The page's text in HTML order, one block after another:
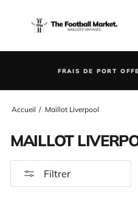
FRAIS DE PORT
Accueil / Maillot Liverpool
MAILLOT
Filtrer